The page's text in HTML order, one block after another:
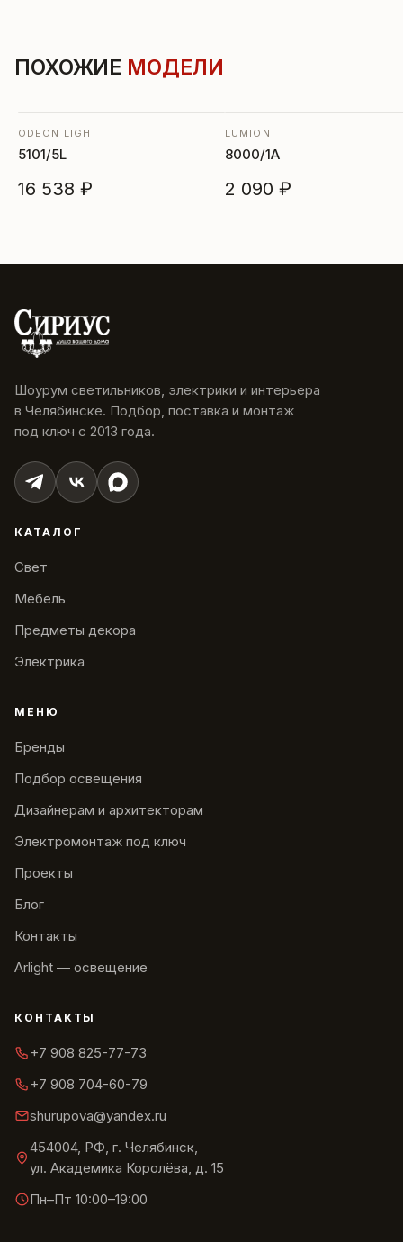
ПОХОЖИЕ МОДЕЛИ
ODEON LIGHT
5101/5L
16 538 ₽
LUMION
8000/1A
2 090 ₽
Шоурум светильников, электрики и интерьера
в Челябинске. Подбор, поставка и монтаж
под ключ с 2013 года.
КАТАЛОГ
Свет
Мебель
Предметы декора
Электрика
МЕНЮ
Бренды
Подбор освещения
Дизайнерам и архитекторам
Электромонтаж под ключ
Проекты
Блог
Контакты
Arlight — освещение
КОНТАКТЫ
+7 908 825-77-73
+7 908 704-60-79
shurupova@yandex.ru
454004, РФ, г. Челябинск,
ул. Академика Королёва, д. 15
Пн–Пт 10:00–19:00